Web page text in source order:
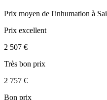
Prix moyen de l'inhumation à
Prix excellent
2 507 €
Très bon prix
2 757 €
Bon prix